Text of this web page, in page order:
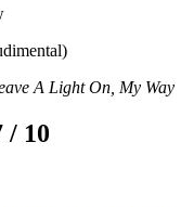
A Light On, My Way
/ 10